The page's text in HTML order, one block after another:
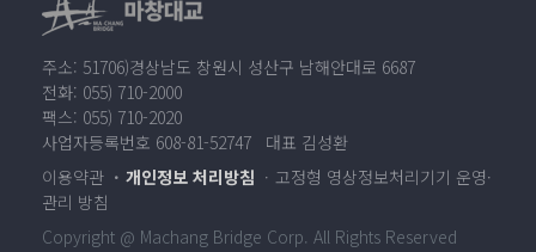
주소: 51706)경상남도 창원시 성산구 남해안대로 6687
전화: 055) 710-2000
팩스: 055) 710-2020
사업자등록번호 608-81-52747 대표 김성환
이용약관
개인정보 처리방침
고정형 영상정보처리기기 운영·
관리 방침
Copyright @ Machang Bridge Corp. All Rights Reserved